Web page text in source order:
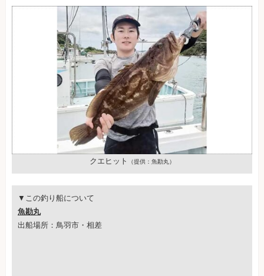
クエヒット （提供：魚勘丸）
▼この釣り船について
魚勘丸
出船場所：鳥羽市・相差